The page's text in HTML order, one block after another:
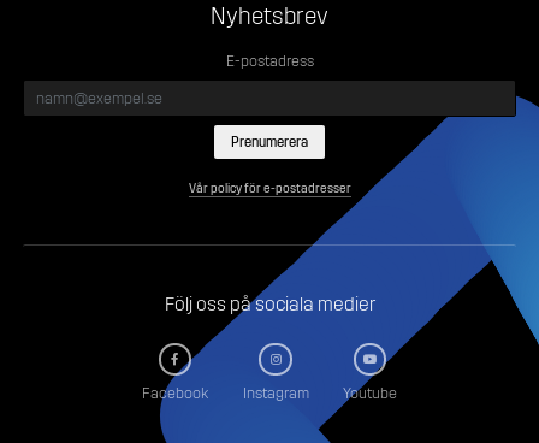
Nyhetsbrev
E-postadress
Vår policy för e-postadresser
Följ oss på sociala medier
Facebook Instagram Youtube